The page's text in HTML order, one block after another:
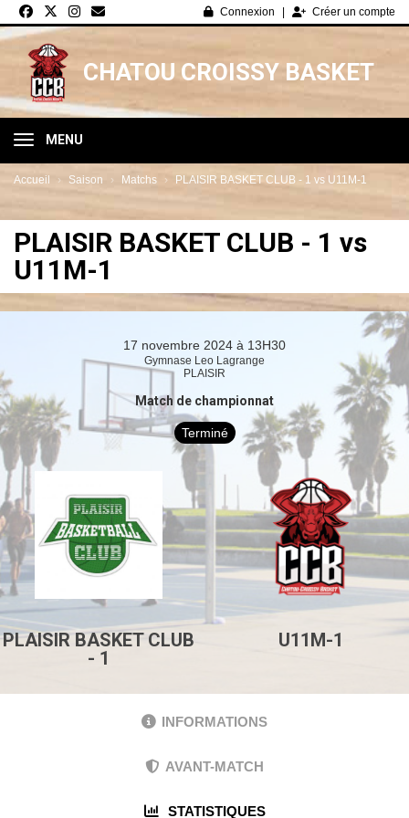
Connexion Créer un compte
CHATOU CROISSY BASKET
MENU
Accueil Saison Matchs PLAISIR BASKET CLUB - 1 vs U11M-1
PLAISIR BASKET CLUB - 1 vs
U11M-1
17 novembre 2024 à 13H30
Gymnase Leo Lagrange
PLAISIR
Match de championnat
Terminé
PLAISIR BASKET CLUB
- 1
U11M-1
INFORMATIONS
AVANT-MATCH
STATISTIQUES
Panneau de gestion des cookies